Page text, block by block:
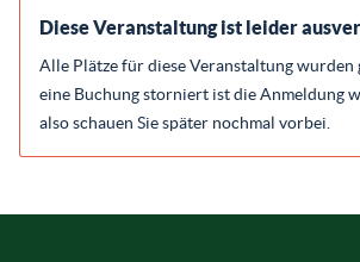
Diese Veranstaltung ist leider
Alle Plätze für diese Veranstaltung wurden
eine Buchung storniert ist die Anmeldung
also schauen Sie später nochmal vorbei.